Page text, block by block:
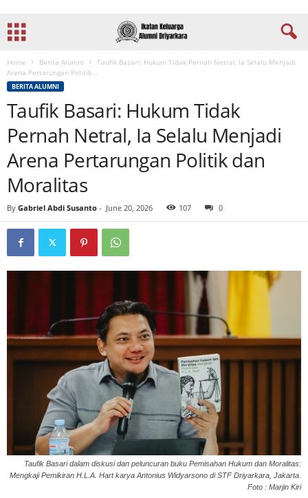
Home Berita Alumni
Taufik Basari: Hukum Tidak Pernah Netral, Ia Selalu Menjadi
Arena Pertarungan Politik...
BERITA ALUMNI
Taufik Basari: Hukum Tidak
Pernah Netral, Ia Selalu Menjadi
Arena Pertarungan Politik dan
Moralitas
By Gabriel Abdi Susanto - June 20, 2026 107 0
Taufik Basari dalam diskusi dan peluncuran buku Pemisahan Hukum dan Moralitas:
Mengkaji Pemikiran H.L.A. Hart karya Antonius Widyarsono di STF Driyarkara, Jakarta.
Foto : Marjin Kiri